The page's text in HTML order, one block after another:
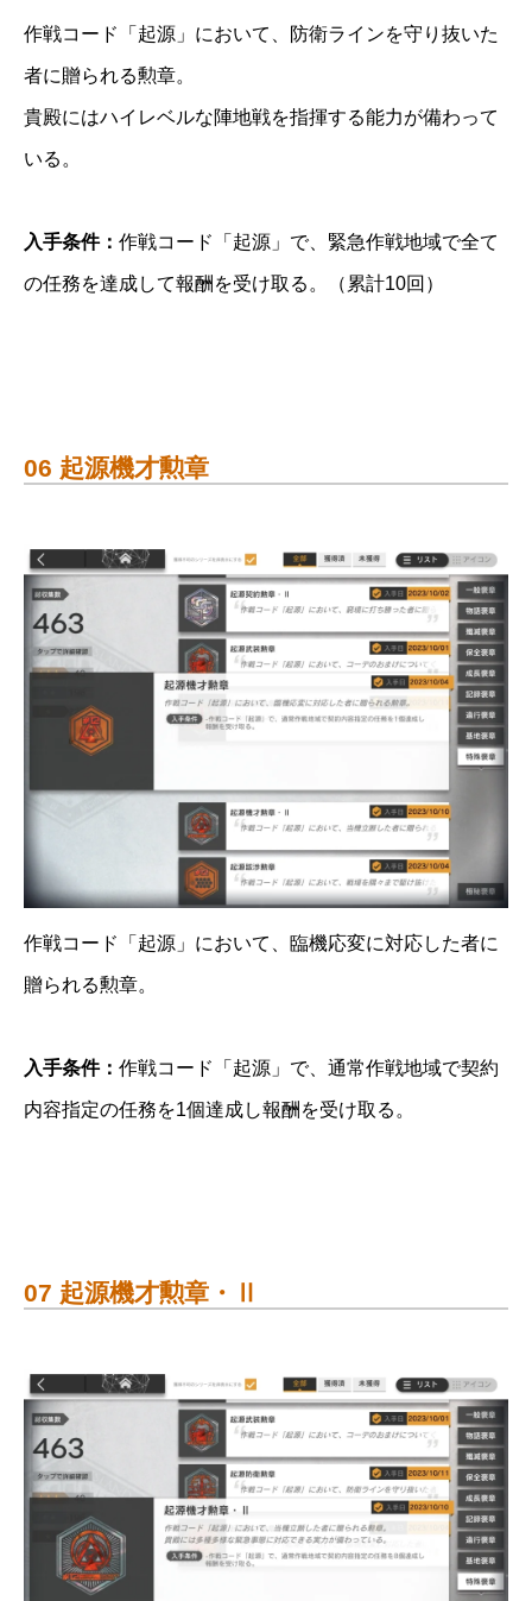
作戦コード「起源」において、防衛ラインを守り抜いた
者に贈られる勲章。
貴殿にはハイレベルな陣地戦を指揮する能力が備わって
いる。
入手条件： 作戦コード「起源」で、緊急作戦地域で全て
の任務を達成して報酬を受け取る。（累計10回）
06 起源機才勲章
作戦コード「起源」において、臨機応変に対応した者に
贈られる勲章。
入手条件： 作戦コード「起源」で、通常作戦地域で契約
内容指定の任務を1個達成し報酬を受け取る。
07 起源機才勲章・Ⅱ